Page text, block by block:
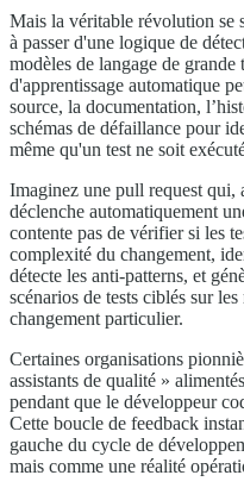
Mais la véritable révolution se
à passer d'une logique de
modèles de langage de
d'apprentissage automatique
source, la documentation,
schémas de défaillance pour
même qu'un test ne soit
Imaginez une pull request qui,
déclenche automatiquement
contente pas de vérifier si les
complexité du changement,
détecte les anti-patterns, et
scénarios de tests ciblés sur
changement particulier.
Certaines organisations
assistants de qualité »
pendant que le développeur
Cette boucle de feedback
gauche du cycle de
mais comme une réalité